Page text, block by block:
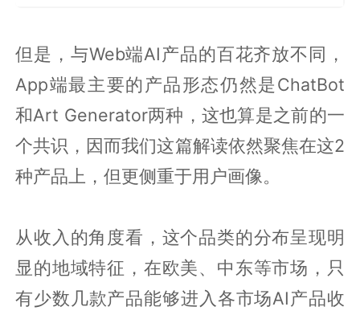
但是，与Web端AI产品的百花齐放不同，
App端最主要的产品形态仍然是ChatBot
和Art Generator两种，这也算是之前的一
个共识，因而我们这篇解读依然聚焦在这2
种产品上，但更侧重于用户画像。
从收入的角度看，这个品类的分布呈现明
显的地域特征，在欧美、中东等市场，只
有少数几款产品能够进入各市场AI产品收